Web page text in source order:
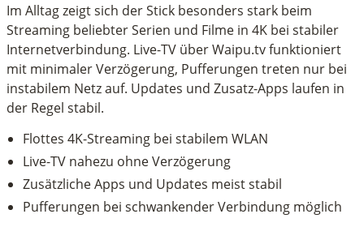
Im Alltag zeigt sich der Stick besonders stark beim
Streaming beliebter Serien und Filme in 4K bei stabiler
Internetverbindung. Live-TV über Waipu.tv funktioniert
mit minimaler Verzögerung, Pufferungen treten nur bei
instabilem Netz auf. Updates und Zusatz-Apps laufen in
der Regel stabil.
Flottes 4K-Streaming bei stabilem WLAN
Live-TV nahezu ohne Verzögerung
Zusätzliche Apps und Updates meist stabil
Pufferungen bei schwankender Verbindung möglich